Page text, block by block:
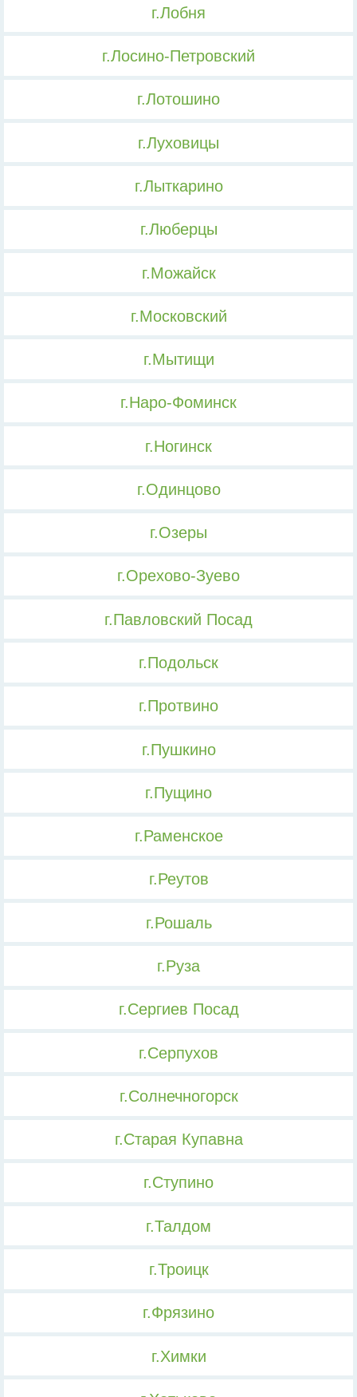
г.Лобня
г.Лосино-Петровский
г.Лотошино
г.Луховицы
г.Лыткарино
г.Люберцы
г.Можайск
г.Московский
г.Мытищи
г.Наро-Фоминск
г.Ногинск
г.Одинцово
г.Озеры
г.Орехово-Зуево
г.Павловский Посад
г.Подольск
г.Протвино
г.Пушкино
г.Пущино
г.Раменское
г.Реутов
г.Рошаль
г.Руза
г.Сергиев Посад
г.Серпухов
г.Солнечногорск
г.Старая Купавна
г.Ступино
г.Талдом
г.Троицк
г.Фрязино
г.Химки